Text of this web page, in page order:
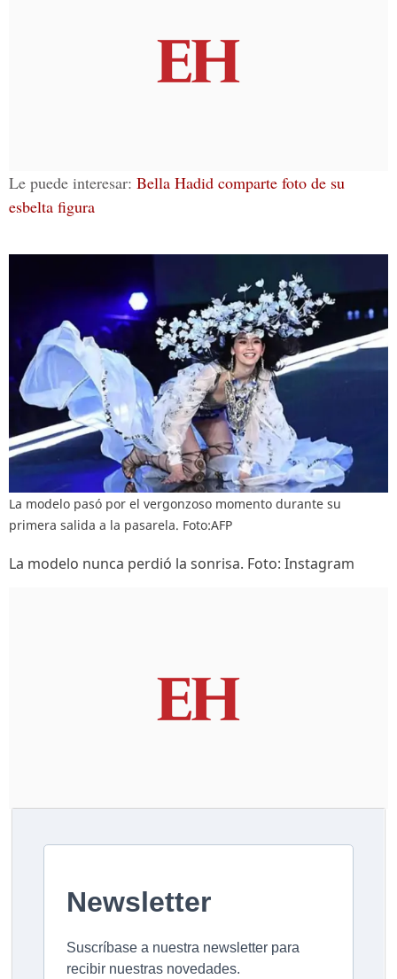
Le puede interesar: Bella Hadid comparte foto de su
esbelta figura
La modelo pasó por el vergonzoso momento durante su
primera salida a la pasarela. Foto:AFP
La modelo nunca perdió la sonrisa. Foto: Instagram